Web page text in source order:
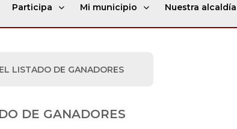
Participa Mi municipio Nuestra alcaldía
LISTADO DE GANADORES
DE GANADORES